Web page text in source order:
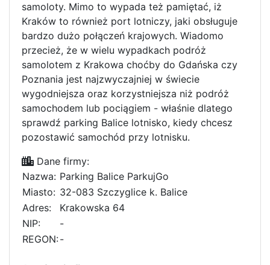
samoloty. Mimo to wypada też pamiętać, iż
Kraków to również port lotniczy, jaki obsługuje
bardzo dużo połączeń krajowych. Wiadomo
przecież, że w wielu wypadkach podróż
samolotem z Krakowa choćby do Gdańska czy
Poznania jest najzwyczajniej w świecie
wygodniejsza oraz korzystniejsza niż podróż
samochodem lub pociągiem - właśnie dlatego
sprawdź parking Balice lotnisko, kiedy chcesz
pozostawić samochód przy lotnisku.
Dane firmy:
Nazwa: Parking Balice ParkujGo
Miasto: 32-083 Szczyglice k. Balice
Adres:
Krakowska 64
NIP:
-
REGON:-